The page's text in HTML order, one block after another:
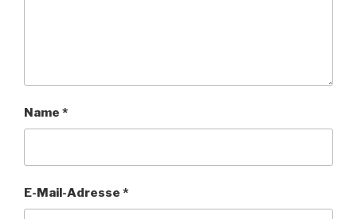
Name *
E-Mail-Adresse *